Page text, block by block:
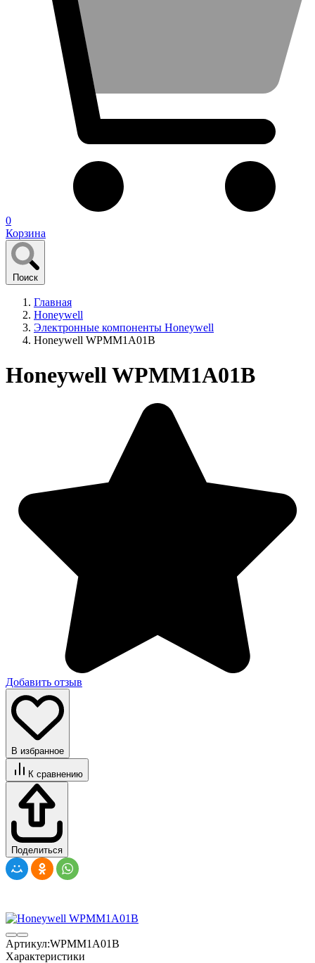
0
Корзина
Поиск
Главная
Honeywell
Электронные компоненты Honeywell
Honeywell WPMM1A01B
Honeywell WPMM1A01B
Добавить отзыв
В избранное
К сравнению
Поделиться
Артикул:WPMM1A01B
Характеристики